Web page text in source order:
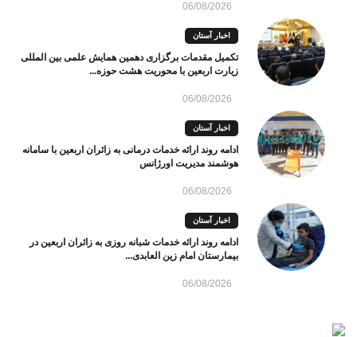
06/08/2026
اخبار آستان
تکمیل مقدمات برگزاری دهمین همایش علمی بین المللی
زیارت اربعین با محوریت هشت حوزه...
06/08/2026
اخبار آستان
ادامه روند ارائه خدمات درمانی به زائران اربعین با سامانه
هوشمند مدیریت اورژانس
06/08/2026
اخبار آستان
ادامه روند ارائه خدمات شبانه روزی به زائران اربعین در
بیمارستان امام زین العابدی...
06/08/2026